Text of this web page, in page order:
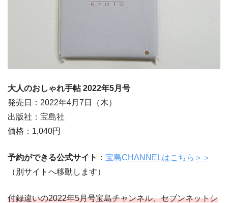
大人のおしゃれ手帖 2022年5月号
発売日：2022年4月7日（木）
出版社：宝島社
価格：1,040円
予約ができる公式サイト ： 宝島CHANNELはこちら＞＞
（別サイトへ移動します）
付録違いの2022年5月号宝島チャンネル、セブンネットシ